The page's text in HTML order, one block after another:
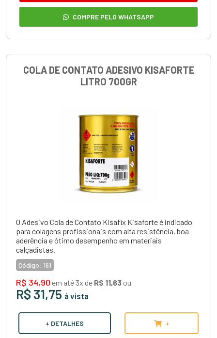
COMPRE PELO WHATSAPP
COLA DE CONTATO ADESIVO KISAFORTE
LITRO 700GR
O Adesivo Cola de Contato Kisafix Kisaforte é indicado
para colagens profissionais com alta resistência, boa
aderência e ótimo desempenho em materiais
calçadistas.
Código: 161
R$ 34,90 em até 3x de R$ 11,63 ou
R$ 31,75 à vista
+ DETALHES +